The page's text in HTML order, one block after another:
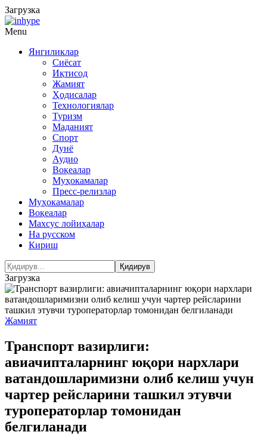
Загрузка
Menu
Янгиликлар
Сиёсат
Иқтисод
Жамият
Ҳодисалар
Технологиялар
Туризм
Маданият
Спорт
Дунё
Аудио
Воқеалар
Муҳокамалар
Пресс-релизлар
Муҳокамалар
Воқеалар
Махсус лойиҳалар
На русском
Кириш
Загрузка
Жамият
Транспорт вазирлиги:
авиачипталарнинг юқори нархлари
ватандошларимизни олиб келиш учун
чартер рейсларини ташкил этувчи
туроператорлар томонидан
белгиланади